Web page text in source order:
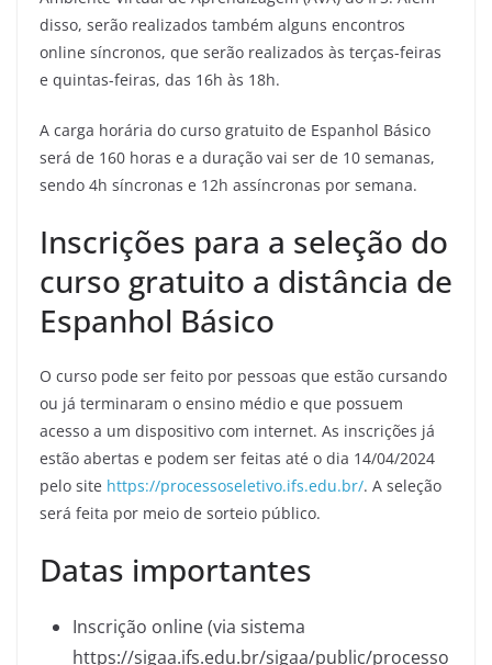
disso, serão realizados também alguns encontros
online síncronos, que serão realizados às terças-feiras
e quintas-feiras, das 16h às 18h.
A carga horária do curso gratuito de Espanhol Básico
será de 160 horas e a duração vai ser de 10 semanas,
sendo 4h síncronas e 12h assíncronas por semana.
Inscrições para a seleção do
curso gratuito a distância de
Espanhol Básico
O curso pode ser feito por pessoas que estão cursando
ou já terminaram o ensino médio e que possuem
acesso a um dispositivo com internet. As inscrições já
estão abertas e podem ser feitas até o dia 14/04/2024
pelo site https://processoseletivo.ifs.edu.br/. A seleção
será feita por meio de sorteio público.
Datas importantes
Inscrição online (via sistema
https://sigaa.ifs.edu.br/sigaa/public/processo